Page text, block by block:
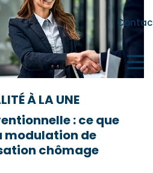
À LA UNE
: ce que
modulation de
chômage